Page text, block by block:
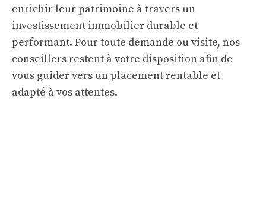
enrichir leur patrimoine à travers un
investissement immobilier durable et
performant. Pour toute demande ou visite, nos
conseillers restent à votre disposition afin de
vous guider vers un placement rentable et
adapté à vos attentes.